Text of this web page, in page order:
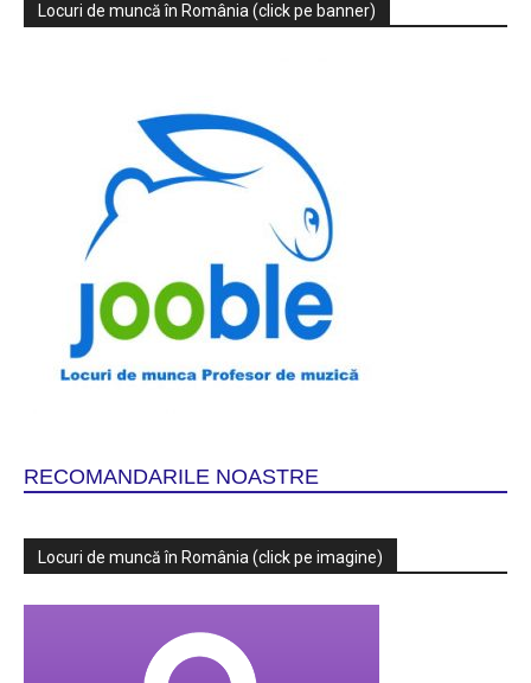
Locuri de muncă în România (click pe banner)
RECOMANDARILE NOASTRE
Locuri de muncă în România (click pe imagine)